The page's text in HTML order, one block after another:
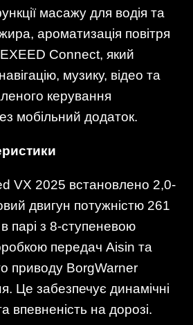
масажу для водія та
ароматизація повітря
EXEED Connect, який
музику, відео та
керування
мобільний додаток.
VX 2025 встановлено 2,0-
двигун потужністю 261
парі з 8-ступеневою
передач Aisin та
приводу BorgWarner
Це забезпечує динамічні
впевненість на дорозі.